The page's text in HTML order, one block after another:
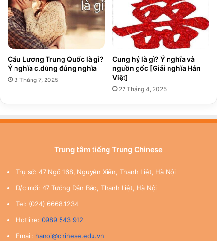
Cẩu Lương Trung Quốc là gì?
Ý nghĩa c.dùng đúng nghĩa
3 Tháng 7, 2025
Cung hỷ là gì? Ý nghĩa và
nguồn gốc [Giải nghĩa Hán
Việt]
22 Tháng 4, 2025
Trung tâm tiếng Trung Chinese
Trụ sở: 47 Ngõ 168, Nguyễn Xiển, Thanh Liệt, Hà Nội
D/c mới: 47 Tưởng Dân Bảo, Thanh Liệt, Hà Nội
Tel: (024) 6668.1234
Hotline: 0989 543 912
Email: hanoi@chinese.edu.vn